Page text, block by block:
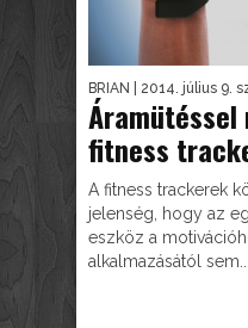
BRIAN | 2014. július 9.
Áramütéssel
fitness
A fitness trackerek
jelenség, hogy az
eszköz a
alkalmazásától sem...